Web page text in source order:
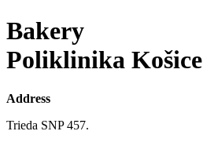
Bakery
Poliklinika Košice
Address
Trieda SNP 457.